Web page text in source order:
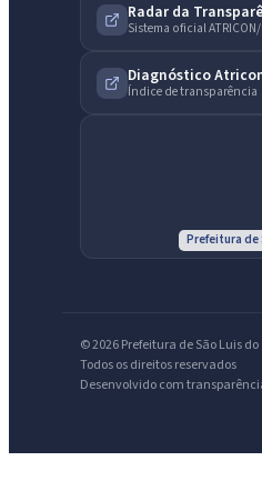
Radar da
Sistema oficial
Diagnóstico
Índice de transparência
Prefeitura de
© 2026 Prefeitura de São Luis do
Todos os direitos reservados
Desenvolvido com
IntGest AI
Assistente do Portal
Licitações abertas Carta de